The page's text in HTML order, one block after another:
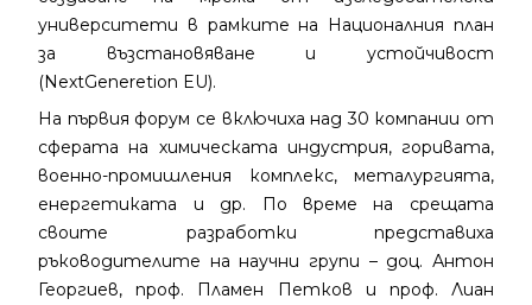
университети в рамките на Националния план
за възстановяване и устойчивост
(NextGeneretion EU).
На първия форум се включиха над 30 компании от
сферата на химическата индустрия, горивата,
военно-промишления комплекс, металургията,
енергетиката и др. По време на срещата
своите разработки представиха
ръководителите на научни групи – доц. Антон
Георгиев, проф. Пламен Петков и проф. Лиан